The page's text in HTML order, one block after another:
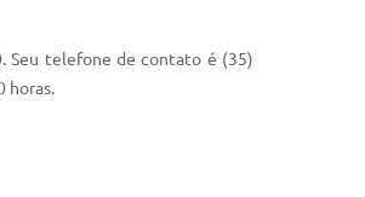
Seu telefone de contato é (35)
horas.